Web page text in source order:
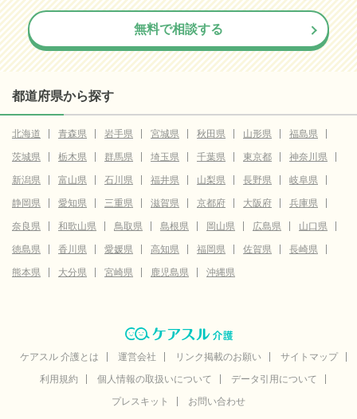
無料で相談する
都道府県から探す
北海道 青森県 岩手県 宮城県 秋田県 山形県
福島県
茨城県
栃木県 群馬県 埼玉県 千葉県 東京都
神奈川県
新潟県
富山県 石川県 福井県 山梨県 長野県
岐阜県
静岡県
愛知県 三重県 滋賀県 京都府 大阪府
兵庫県
奈良県
和歌山県 鳥取県 島根県 岡山県 広島県
山口県
徳島県
香川県 愛媛県 高知県 福岡県 佐賀県
長崎県
熊本県
大分県 宮崎県 鹿児島県 沖縄県
ケアスル 介護とは 運営会社 リンク掲載のお願い
サイトマップ
利用規約
個人情報の取扱いについて
データ引用について
プレスキット
お問い合わせ